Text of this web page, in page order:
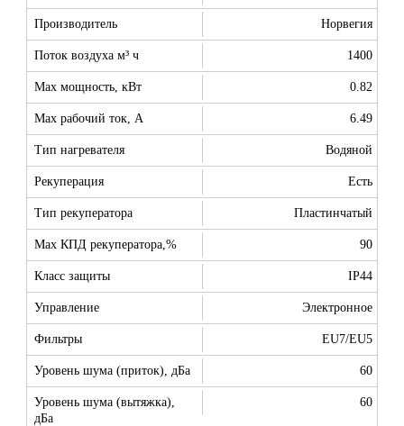
Производитель Норвегия
Поток воздуха м³ ч 1400
Max мощность, кВт 0.82
Max рабочий ток, А 6.49
Тип нагревателя Водяной
Рекуперация Есть
Тип рекуператора Пластинчатый
Max КПД рекуператора,% 90
Класс защиты IP44
Управление Электронное
Фильтры EU7/EU5
Уровень шума (приток), дБа 60
Уровень шума (вытяжка),
дБа
60